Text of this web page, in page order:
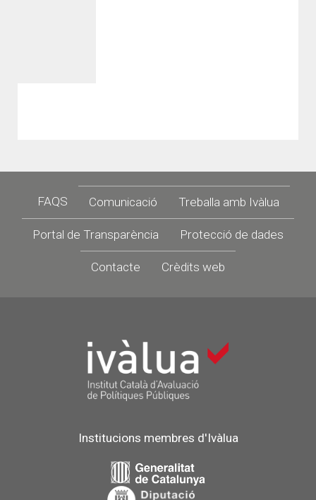
Footer
FAQS Comunicació Treballa amb Ivàlua
Portal de Transparència Protecció de dades
Contacte Crèdits web
Institucions membres d'Ivàlua